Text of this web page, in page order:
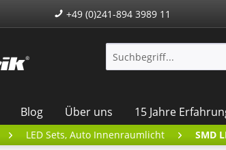
+49 (0)241-894 3989 11
Blog Über uns 15 Jahre
LED Sets, Auto Innenraumlicht SMD